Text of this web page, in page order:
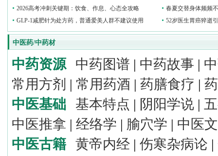
2026高考冲刺关键期：饮食、作息、心态全攻略
GLP‑1减肥针为处方药，普通爱美人群不建议使用
春夏交替身体频频
52岁医生胃癌猝逝
中医药/中药材
中药资源 中药图谱 | 中药故事 |
常用方剂 | 常用药酒 | 药膳食疗 |
中医基础
基本特点 | 阴阳学说 |
中医推拿 | 经络学 | 腧穴学 | 中医
中医古籍
黄帝内经 | 伤寒杂病论 |